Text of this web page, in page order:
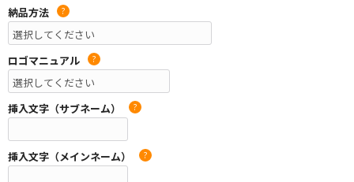
納品方法 ?
ロゴマニュアル ?
挿入文字（サブネーム） ?
挿入文字（メインネーム） ?